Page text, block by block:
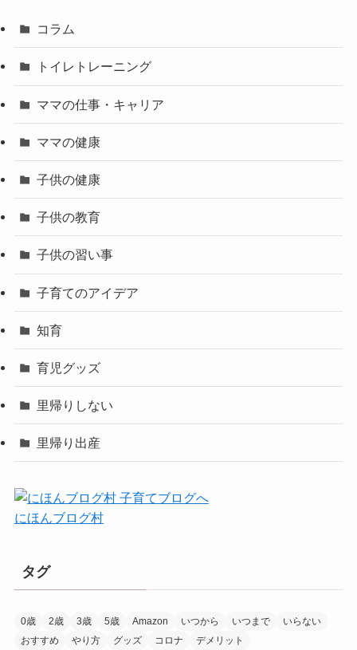
コラム
トイレトレーニング
ママの仕事・キャリア
ママの健康
子供の健康
子供の教育
子供の習い事
子育てのアイデア
知育
育児グッズ
里帰りしない
里帰り出産
にほんブログ村
タグ
0歳 2歳 3歳 5歳 Amazon いつから いつまで
いらない
おすすめ
やり方 グッズ コロナ
デメリット